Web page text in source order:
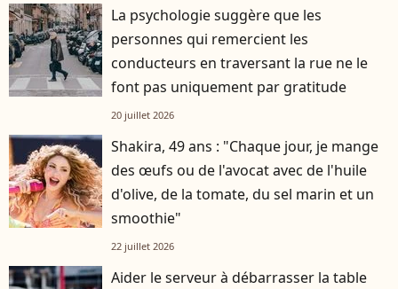
La psychologie suggère que les
personnes qui remercient les
conducteurs en traversant la rue ne le
font pas uniquement par gratitude
20 juillet 2026
Shakira, 49 ans : "Chaque jour, je mange
des œufs ou de l'avocat avec de l'huile
d'olive, de la tomate, du sel marin et un
smoothie"
22 juillet 2026
Aider le serveur à débarrasser la table